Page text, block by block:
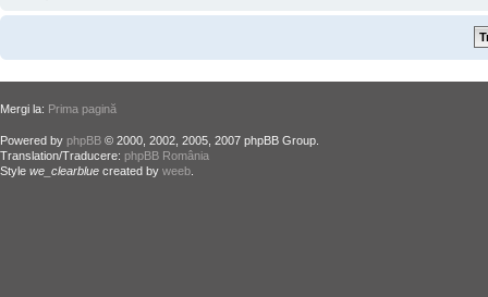
Mergi la: Prima pagină
Powered by phpBB © 2000, 2002, 2005, 2007 phpBB Group.
Translation/Traducere: phpBB România
Style we_clearblue created by weeb